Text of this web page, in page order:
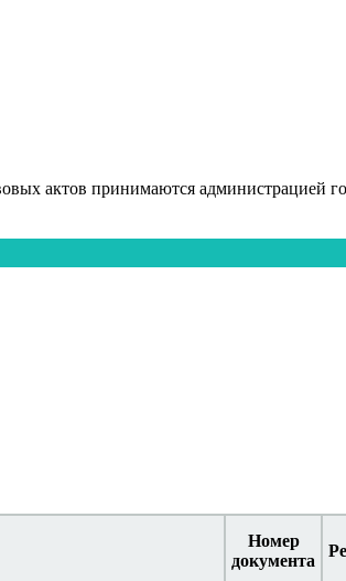
актов принимаются администрацией
Номер
документа